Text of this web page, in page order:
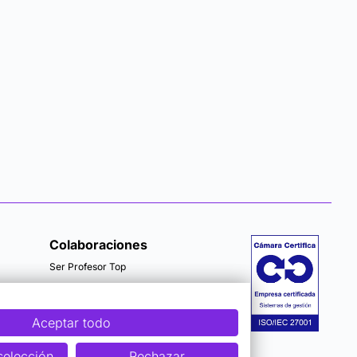
Colaboraciones
Ser Profesor Top
Aceptar todo